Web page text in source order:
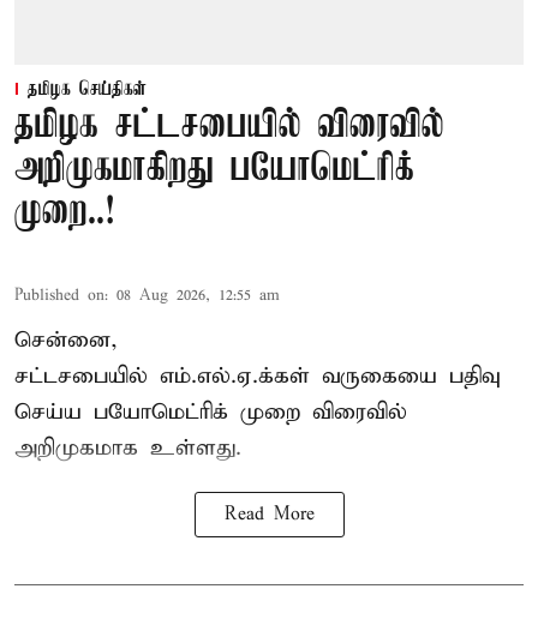
தமிழக செய்திகள்
தமிழக சட்டசபையில் விரைவில்
அறிமுகமாகிறது பயோமெட்ரிக்
முறை..!
Published on: 08 Aug 2026, 12:55 am
சென்னை,
சட்டசபையில் எம்.எல்.ஏ.க்கள் வருகையை பதிவு
செய்ய பயோமெட்ரிக் முறை விரைவில்
அறிமுகமாக உள்ளது.
Read More